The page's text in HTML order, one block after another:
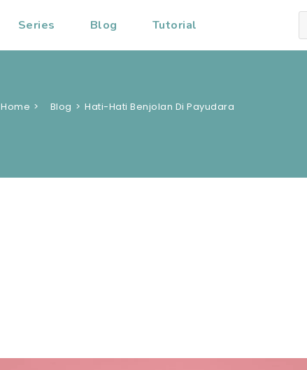
Series Blog Tutorial
Home Blog Hati-Hati Benjolan Di Payudara